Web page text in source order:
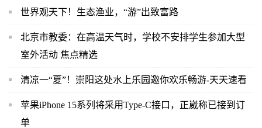
世界观天下！生态渔业，“游”出致富路
北京市教委：在高温天气时，学校不安排学生参加大型
室外活动 焦点精选
清凉一“夏”！崇阳这处水上乐园邀你欢乐畅游-天天速看
苹果iPhone 15系列将采用Type-C接口，正崴称已接到订
单